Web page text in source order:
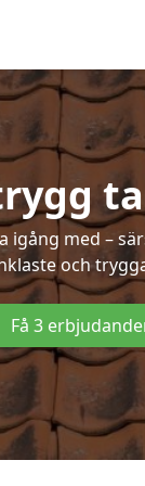
med –
och
Få 3